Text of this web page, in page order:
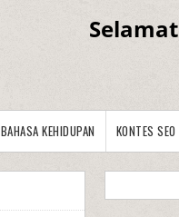
BAHASA KEHIDUPAN KONTES SEO